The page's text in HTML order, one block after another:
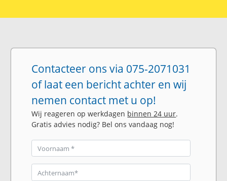
Contacteer ons via 075-2071031
of laat een bericht achter en wij
nemen contact met u op!
Wij reageren op werkdagen binnen 24 uur.
Gratis advies nodig? Bel ons vandaag nog!